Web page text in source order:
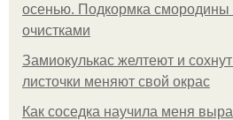
осенью. Подкормка
очистками
Замиокулькас желтеют и
листочки меняют свой окрас
Как соседка научила меня